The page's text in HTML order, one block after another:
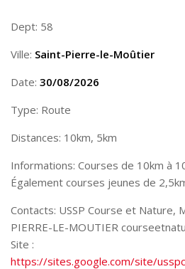
Dept: 58
Ville: Saint-Pierre-le-Moûtier
Date: 30/08/2026
Type: Route
Distances: 10km, 5km
Informations: Courses de 10km à
Également courses jeunes de
Contacts: USSP Course et Nature,
PIERRE-LE-MOUTIER
Site :
https://sites.google.com/site/